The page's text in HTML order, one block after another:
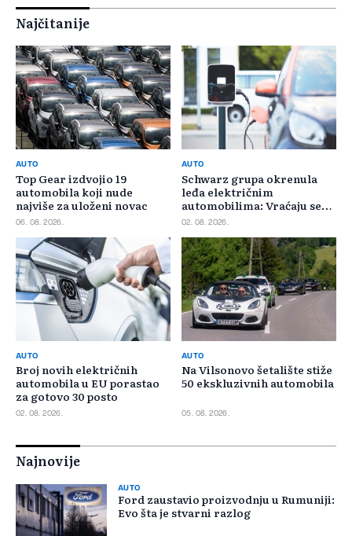
Najčitanije
AUTO
Top Gear izdvojio 19
automobila koji nude
najviše za uloženi novac
06. 08. 2026.
AUTO
Schwarz grupa okrenula
leđa električnim
automobilima: Vraćaju se
benzincima i dizelašima
02. 08. 2026.
AUTO
Broj novih električnih
automobila u EU porastao
za gotovo 30 posto
02. 08. 2026.
AUTO
Na Vilsonovo šetalište stiže
50 ekskluzivnih automobila
05. 08. 2026.
Najnovije
AUTO
Ford zaustavio proizvodnju u Rumuniji:
Evo šta je stvarni razlog